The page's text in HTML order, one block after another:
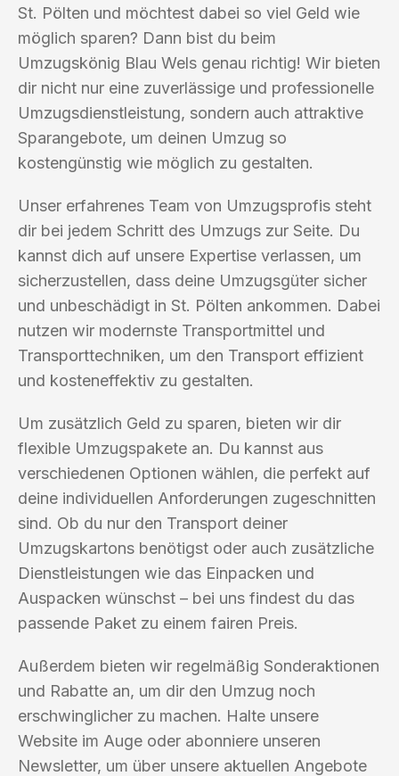
St. Pölten und möchtest dabei so viel Geld wie
möglich sparen? Dann bist du beim
Umzugskönig Blau Wels genau richtig! Wir bieten
dir nicht nur eine zuverlässige und professionelle
Umzugsdienstleistung, sondern auch attraktive
Sparangebote, um deinen Umzug so
kostengünstig wie möglich zu gestalten.
Unser erfahrenes Team von Umzugsprofis steht
dir bei jedem Schritt des Umzugs zur Seite. Du
kannst dich auf unsere Expertise verlassen, um
sicherzustellen, dass deine Umzugsgüter sicher
und unbeschädigt in St. Pölten ankommen. Dabei
nutzen wir modernste Transportmittel und
Transporttechniken, um den Transport effizient
und kosteneffektiv zu gestalten.
Um zusätzlich Geld zu sparen, bieten wir dir
flexible Umzugspakete an. Du kannst aus
verschiedenen Optionen wählen, die perfekt auf
deine individuellen Anforderungen zugeschnitten
sind. Ob du nur den Transport deiner
Umzugskartons benötigst oder auch zusätzliche
Dienstleistungen wie das Einpacken und
Auspacken wünschst – bei uns findest du das
passende Paket zu einem fairen Preis.
Außerdem bieten wir regelmäßig Sonderaktionen
und Rabatte an, um dir den Umzug noch
erschwinglicher zu machen. Halte unsere
Website im Auge oder abonniere unseren
Newsletter, um über unsere aktuellen Angebote